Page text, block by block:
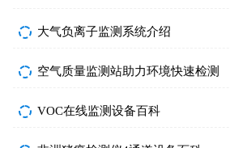
大气负离子监测系统介绍
空气质量监测站助力环境快速检测
VOC在线监测设备百科